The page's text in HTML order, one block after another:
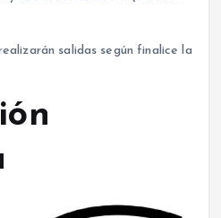
salidas según finalice la